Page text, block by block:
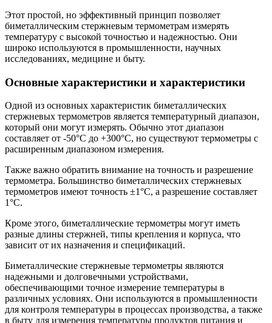
Этот простой, но эффективный принцип позволяет
биметаллическим стержневым термометрам измерять
температуру с высокой точностью и надежностью. Они
широко используются в промышленности, научных
исследованиях, медицине и быту.
Основные характеристики и характеристики
Одной из основных характеристик биметаллических
стержневых термометров является температурный диапазон,
который они могут измерять. Обычно этот диапазон
составляет от -50°C до +300°C, но существуют термометры с
расширенным диапазоном измерения.
Также важно обратить внимание на точность и разрешение
термометра. Большинство биметаллических стержневых
термометров имеют точность ±1°C, а разрешение составляет
1°C.
Кроме этого, биметаллические термометры могут иметь
разные длины стержней, типы крепления и корпуса, что
зависит от их назначения и спецификаций.
Биметаллические стержневые термометры являются
надежными и долговечными устройствами,
обеспечивающими точное измерение температуры в
различных условиях. Они используются в промышленности
для контроля температуры в процессах производства, а также
в быту для измерения температуры продуктов питания и